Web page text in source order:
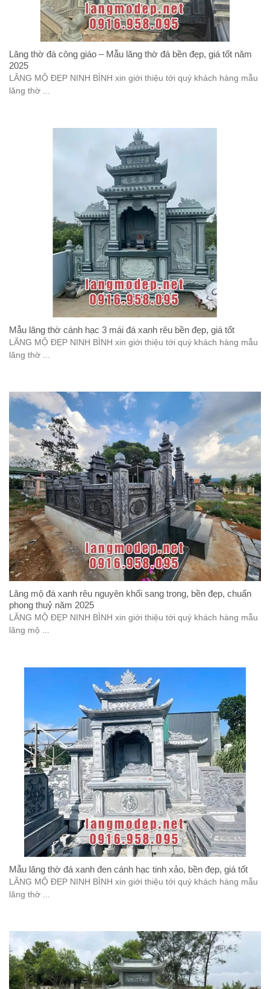
Lăng thờ đá công giáo – Mẫu lăng thờ đá bền đẹp, giá tốt năm
2025
LĂNG MỘ ĐẸP NINH BÌNH xin giới thiệu tới quý khách hàng mẫu
lăng thờ ...
Mẫu lăng thờ cánh hạc 3 mái đá xanh rêu bền đẹp, giá tốt
LĂNG MỘ ĐẸP NINH BÌNH xin giới thiệu tới quý khách hàng mẫu
lăng thờ ...
Lăng mộ đá xanh rêu nguyên khối sang trọng, bền đẹp, chuẩn
phong thuỷ năm 2025
LĂNG MỘ ĐẸP NINH BÌNH xin giới thiệu tới quý khách hàng mẫu
lăng mộ ...
Mẫu lăng thờ đá xanh đen cánh hạc tinh xảo, bền đẹp, giá tốt
LĂNG MỘ ĐẸP NINH BÌNH xin giới thiệu tới quý khách hàng mẫu
lăng thờ ...